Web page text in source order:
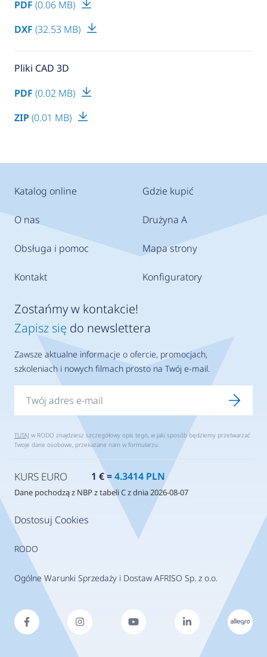
PDF (0.06 MB)
DXF (32.53 MB)
Pliki CAD 3D
PDF (0.02 MB)
ZIP (0.01 MB)
Katalog online
O nas
Obsługa i pomoc
Kontakt
Gdzie kupić
Drużyna A
Mapa strony
Konfiguratory
Dostosuj Cookies
RODO
Ogólne Warunki Sprzedaży i Dostaw AFRISO Sp. z o.o.
Zostańmy w kontakcie!
Zapisz się do newslettera
Zawsze aktualne informacje o ofercie, promocjach,
szkoleniach i nowych filmach prosto na Twój e-mail.
TUTAJ w RODO znajdziesz szczegółowy opis tego, w jaki sposób będziemy przetwarzać
Twoje dane osobowe, przekazane nam w formularzu.
KURS EURO 1 € =4.3414 PLN
Dane pochodzą z NBP z tabeli C z dnia 2026-08-07